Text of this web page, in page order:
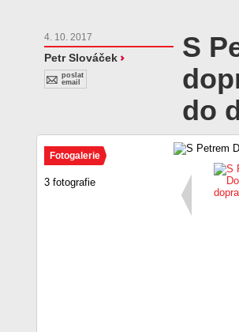
4. 10. 2017
Petr Slováček
poslat
email
S
do
Fotogalerie
3 fotografie